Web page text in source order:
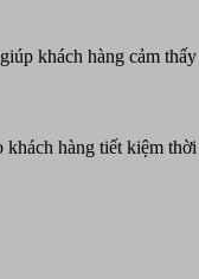
khách hàng cảm
hàng tiết kiệm